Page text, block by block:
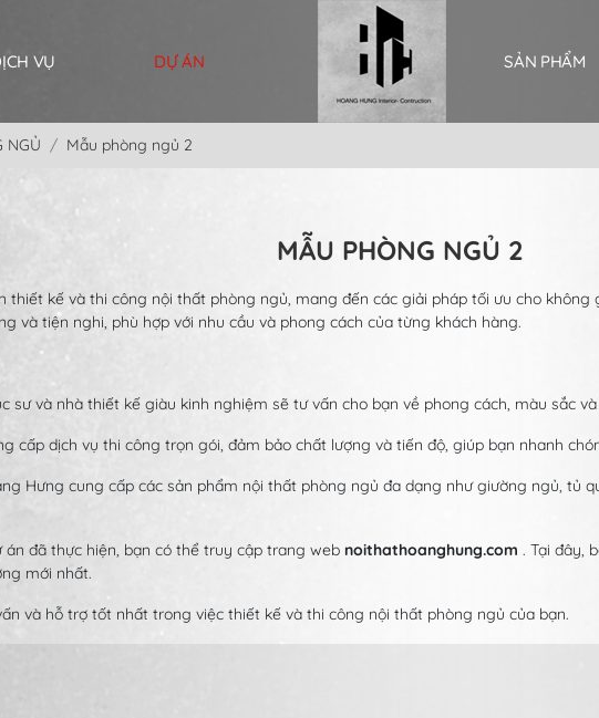
VỤ DỰ ÁN SẢN PHẨM
NGỦ Mẫu phòng ngủ 2
MẪU PHÒNG NGỦ 2
thiết kế và thi công nội thất phòng ngủ, mang đến các giải pháp tối ưu cho
và tiện nghi, phù hợp với nhu cầu và phong cách của từng khách hàng.
sư và nhà thiết kế giàu kinh nghiệm sẽ tư vấn cho bạn về phong cách, màu sắc
cấp dịch vụ thi công trọn gói, đảm bảo chất lượng và tiến độ, giúp bạn nhanh
Hưng cung cấp các sản phẩm nội thất phòng ngủ đa dạng như giường ngủ, tủ
đã thực hiện, bạn có thể truy cập trang web noithathoanghung.com . Tại đây,
mới nhất.
và hỗ trợ tốt nhất trong việc thiết kế và thi công nội thất phòng ngủ của bạn.